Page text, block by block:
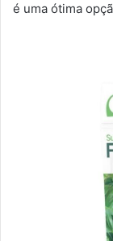
é uma ótima